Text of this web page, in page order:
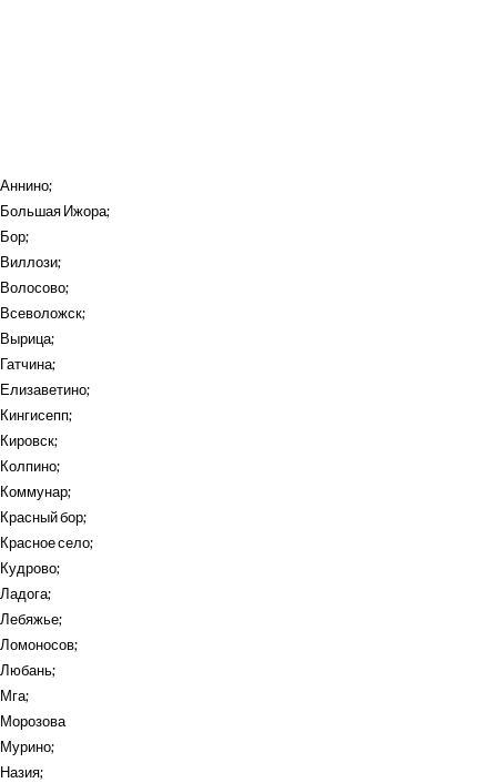
Аннино;
Большая Ижора;
Бор;
Виллози;
Волосово;
Всеволожск;
Вырица;
Гатчина;
Елизаветино;
Кингисепп;
Кировск;
Колпино;
Коммунар;
Красный бор;
Красное село;
Кудрово;
Ладога;
Лебяжье;
Ломоносов;
Любань;
Мга;
Морозова
Мурино;
Назия;